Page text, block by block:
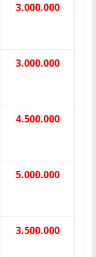
3.000.000
3.000.000
4.500.000
5.000.000
3.500.000